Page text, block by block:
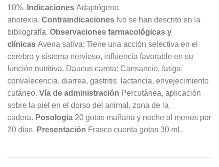
10%. Indicaciones Adaptógeno,
anorexia. Contraindicaciones No se han descrito en la
bibliografía. Observaciones farmacológicas y
clínicas Avena sativa: Tiene una acción selectiva en el
cerebro y sistema nervioso, influencia favorable en su
función nutritiva. Daucus carota: Cansancio, fatiga,
convalecencia, diarrea, gastritis, lactancia, envejecimiento
cutáneo. Vía de administración Percutánea, aplicación
sobre la piel en el dorso del animal, zona de la
cadera. Posología 20 gotas mañana y noche al menos por
20 días. Presentación Frasco cuenta gotas 30 mL.